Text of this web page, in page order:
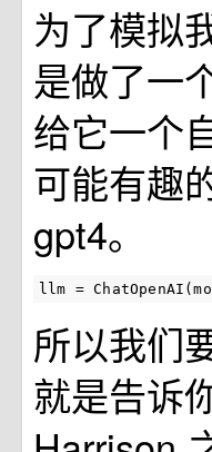
为了模拟
是做了一
给它一个
可能有趣
gpt4。
llm =
所以我们
就是告诉